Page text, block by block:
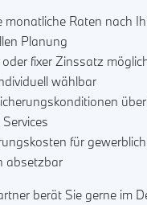
monatliche Raten nach
Planung
fixer Zinssatz
wählbar
für
absetzbar
berät Sie gerne im